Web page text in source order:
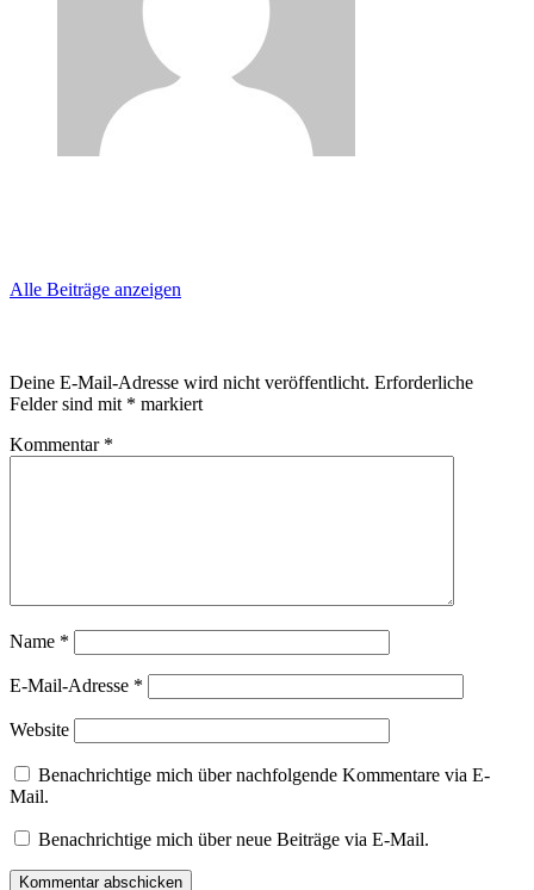
Alle Beiträge anzeigen
Deine E-Mail-Adresse wird nicht veröffentlicht. Erforderliche
Felder sind mit * markiert
Kommentar *
Name *
E-Mail-Adresse *
Website
Benachrichtige mich über nachfolgende Kommentare via E-
Mail.
Benachrichtige mich über neue Beiträge via E-Mail.